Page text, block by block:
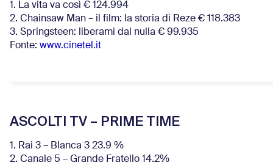
1. La vita va così € 124.994
2. Chainsaw Man – il film: la storia di Reze € 118.383
3. Springsteen: liberami dal nulla € 99.935
Fonte: www.cinetel.it
ASCOLTI TV – PRIME TIME
1. Rai 3 – Blanca 3 23.9 %
2. Canale 5 – Grande Fratello 14.2%